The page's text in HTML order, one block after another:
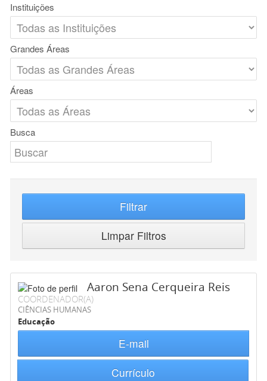
Instituições
Grandes Áreas
Áreas
Busca
Filtrar
Limpar Filtros
Aaron Sena Cerqueira Reis
COORDENADOR(A)
CIÊNCIAS HUMANAS
Educação
E-mail
Currículo